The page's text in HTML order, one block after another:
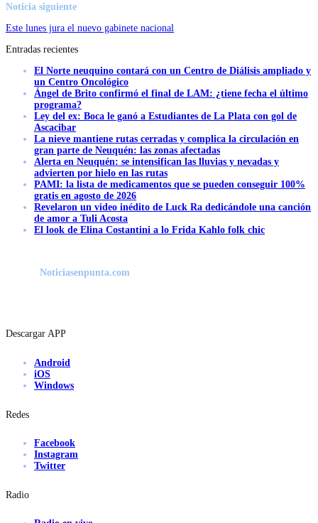
Noticia siguiente
Este lunes jura el nuevo gabinete nacional
Entradas recientes
El Norte neuquino contará con un Centro de Diálisis ampliado y
un Centro Oncológico
Ángel de Brito confirmó el final de LAM: ¿tiene fecha el último
programa?
Ley del ex: Boca le ganó a Estudiantes de La Plata con gol de
Ascacibar
La nieve mantiene rutas cerradas y complica la circulación en
gran parte de Neuquén: las zonas afectadas
Alerta en Neuquén: se intensifican las lluvias y nevadas y
advierten por hielo en las rutas
PAMI: la lista de medicamentos que se pueden conseguir 100%
gratis en agosto de 2026
Revelaron un video inédito de Luck Ra dedicándole una canción
de amor a Tuli Acosta
El look de Elina Costantini a lo Frida Kahlo folk chic
Noticiasenpunta.com
Descargar APP
Android
iOS
Windows
Redes
Facebook
Instagram
Twitter
Radio